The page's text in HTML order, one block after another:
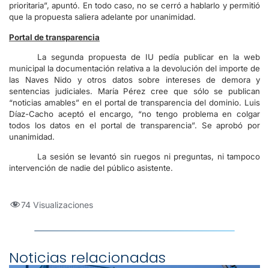
prioritaria”, apuntó. En todo caso, no se cerró a hablarlo y permitió
que la propuesta saliera adelante por unanimidad.
Portal de transparencia
La segunda propuesta de IU pedía publicar en la web
municipal la documentación relativa a la devolución del importe de
las Naves Nido y otros datos sobre intereses de demora y
sentencias judiciales. María Pérez cree que sólo se publican
“noticias amables” en el portal de transparencia del dominio. Luis
Díaz-Cacho aceptó el encargo, “no tengo problema en colgar
todos los datos en el portal de transparencia”. Se aprobó por
unanimidad.
La sesión se levantó sin ruegos ni preguntas, ni tampoco
intervención de nadie del público asistente.
74 Visualizaciones
Noticias relacionadas